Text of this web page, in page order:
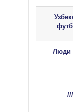
Люди